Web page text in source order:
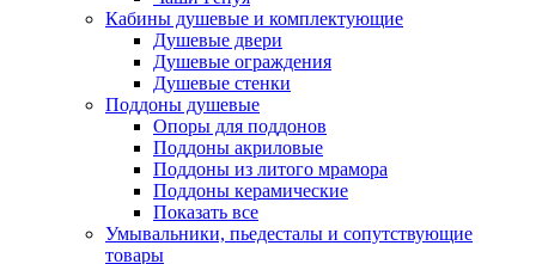
Кабины душевые и комплектующие
Душевые двери
Душевые ограждения
Душевые стенки
Поддоны душевые
Опоры для поддонов
Поддоны акриловые
Поддоны из литого мрамора
Поддоны керамические
Показать все
Умывальники, пьедесталы и сопутствующие
товары